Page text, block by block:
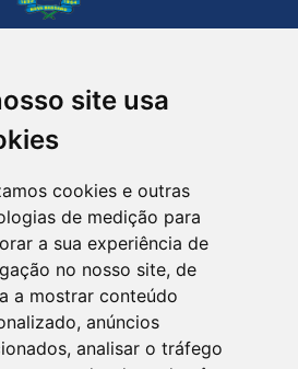
site usa
cookies e outras
de medição para
a sua experiência de
no nosso site, de
a mostrar conteúdo
anúncios
analisar o tráfego
8h às 11h30min (manhã);
(tarde)
505 - Bairro Centro - CEP: 95340-